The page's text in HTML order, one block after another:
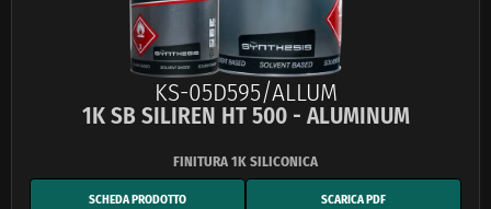
KS-05D595/ALLUM
1K SB SILIREN HT 500 - ALUMINUM
SCHEDA PRODOTTO SCARICA PDF